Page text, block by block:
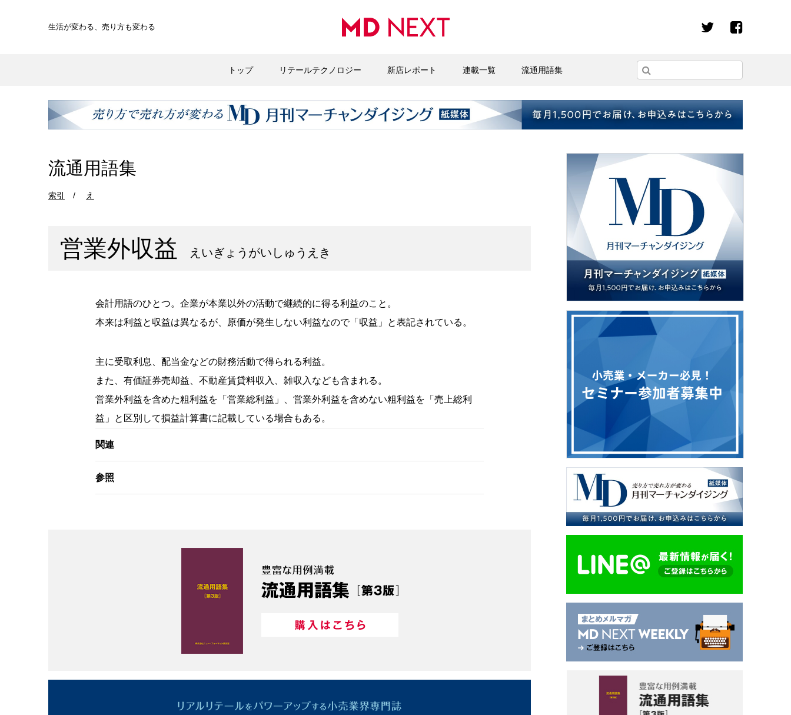
生活が変わる、 売り方も変わる
トップ リテールテクノロジー 新店レポート 連載一覧 流通用語集
流通用語集
索引 え
営業外収益 えいぎょうがいしゅうえき
会計用語のひとつ。企業が本業以外の活動で継続的に得る利益のこと。
本来は利益と収益は異なるが、原価が発生しない利益なので「収益」と表記されている。
主に受取利息、配当金などの財務活動で得られる利益。
また、有価証券売却益、不動産賃貸料収入、雑収入なども含まれる。
営業外利益を含めた粗利益を「営業総利益」、営業外利益を含めない粗利益を「売上総利
益」と区別して損益計算書に記載している場合もある。
関連
参照